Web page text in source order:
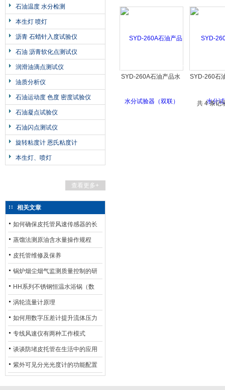
石油温度 水分检测
本生灯 喷灯
沥青 石蜡针入度试验仪
石油 沥青软化点测试仪
润滑油滴点测试仪
油质分析仪
石油运动度 色度 密度试验仪
石油凝点试验仪
石油闪点测试仪
旋转粘度计 恩氏粘度计
本生灯、喷灯
查看更多+
相关文章
如何确保皮托管风速传感器的长
期准确性和可靠性？
蒸馏法测原油含水量操作规程
皮托管维修及保养
锅炉烟尘烟气监测质量控制的研
究
HH系列不锈钢恒温水浴锅（数
显）
涡轮流量计原理
如何用数字压差计提升流体压力
测量精度？
专线风速仪有两种工作模式
谈谈防堵皮托管在生活中的应用
紫外可见分光光度计的功能配置
SYD-260A石油产品水
SYD-260石
共 4 条记